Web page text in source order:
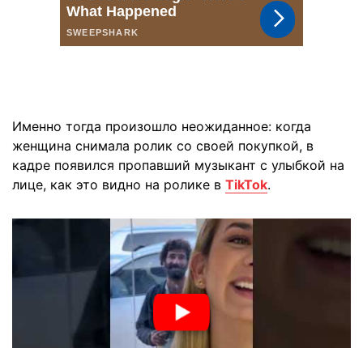
Именно тогда произошло неожиданное: когда
женщина снимала ролик со своей покупкой, в
кадре появился пропавший музыкант с улыбкой на
лице, как это видно на ролике в TikTok.